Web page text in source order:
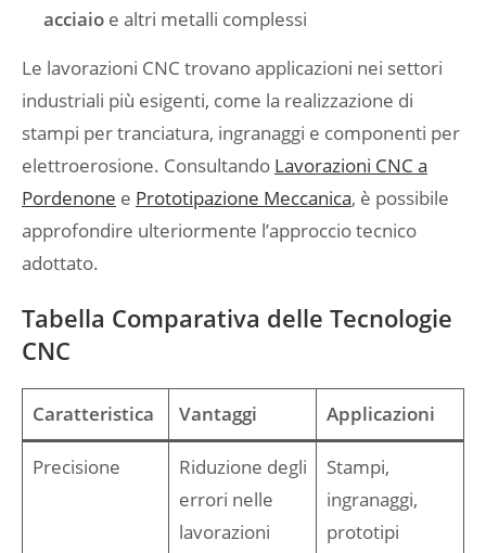
acciaio e altri metalli complessi
Le lavorazioni CNC trovano applicazioni nei settori
industriali più esigenti, come la realizzazione di
stampi per tranciatura, ingranaggi e componenti per
elettroerosione. Consultando Lavorazioni CNC a
Pordenone e Prototipazione Meccanica, è possibile
approfondire ulteriormente l’approccio tecnico
adottato.
Tabella Comparativa delle Tecnologie
CNC
Caratteristica Vantaggi Applicazioni
Precisione
Riduzione degli
errori nelle
lavorazioni
Stampi,
ingranaggi,
prototipi